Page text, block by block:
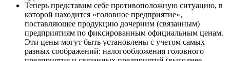
Теперь представим себе противоположную ситуацию, в
которой находится «головное предприятие»,
поставляющее продукцию дочерним (связанным)
предприятиям по фиксированным официальным ценам.
Эти цены могут быть установлены с учетом самых
разных соображений: налогообложения головного